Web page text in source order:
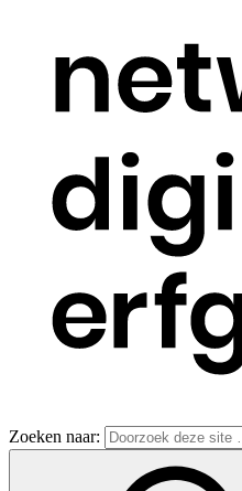
Zoeken naar: